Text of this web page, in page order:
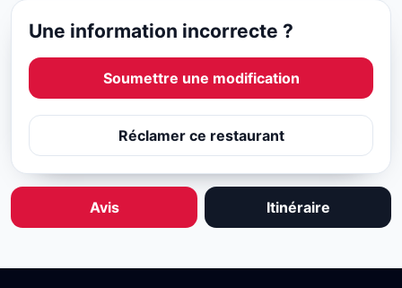
Une information incorrecte ?
Soumettre une modification
Réclamer ce restaurant
Avis Itinéraire